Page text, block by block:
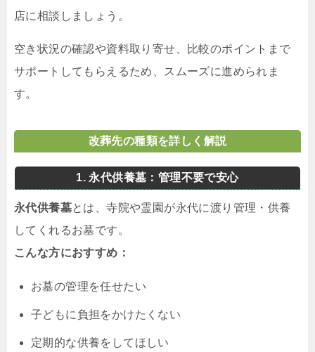
店に相談しましょう。
空き状況の確認や資料取り寄せ、比較のポイントまで
サポートしてもらえるため、スムーズに進められま
す。
改葬先の種類を詳しく解説
1. 永代供養墓：管理不要で安心
永代供養墓とは、寺院や霊園が永代に渡り管理・供養
してくれるお墓です。
こんな方におすすめ：
お墓の管理を任せたい
子どもに負担をかけたくない
定期的な供養をしてほしい